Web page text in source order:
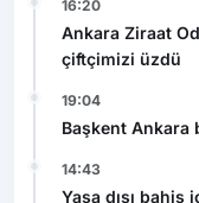
16:20
Ankara Ziraat
çiftçimizi üzdü
19:04
Başkent Ankara
14:43
Yasa dışı